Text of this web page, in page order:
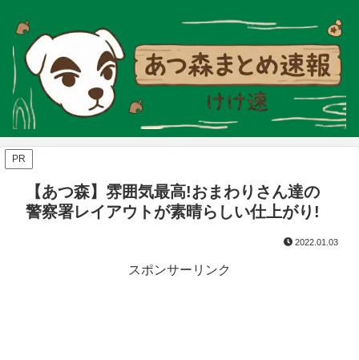
PR
【あつ森】雰囲気最高!おまわりさん達の
警察署レイアウトが素晴らしい仕上がり!
2022.01.03
スポンサーリンク